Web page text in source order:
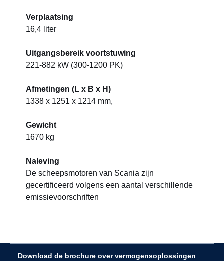
Verplaatsing
16,4 liter
Uitgangsbereik voortstuwing
221-882 kW (300-1200 PK)
Afmetingen (L x B x H)
1338 x 1251 x 1214 mm,
Gewicht
1670 kg
Naleving
De scheepsmotoren van Scania zijn
gecertificeerd volgens een aantal verschillende
emissievoorschriften
Download de brochure over vermogensoplossingen